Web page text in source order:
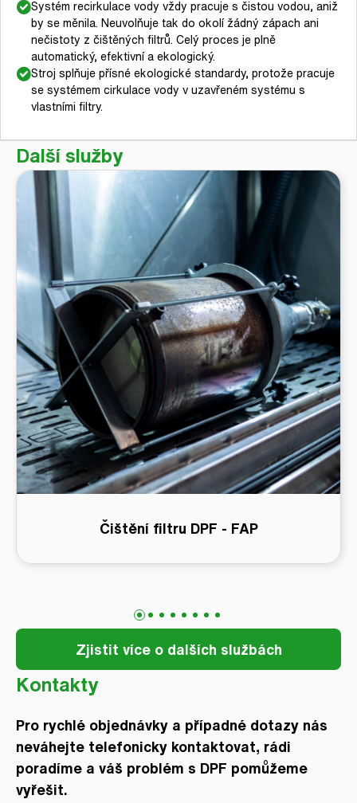
Systém recirkulace vody vždy pracuje s čistou vodou, aniž
by se měnila. Neuvolňuje tak do okolí žádný zápach ani
nečistoty z čištěných filtrů. Celý proces je plně
automatický, efektivní a ekologický.
Stroj splňuje přísné ekologické standardy, protože pracuje
se systémem cirkulace vody v uzavřeném systému s
vlastními filtry.
Další služby
Čištění filtru DPF - FAP
Zjistit více o dalších službách
Kontakty
Pro rychlé objednávky a případné dotazy nás
neváhejte telefonicky kontaktovat, rádi
poradíme a váš problém s DPF pomůžeme
vyřešit.